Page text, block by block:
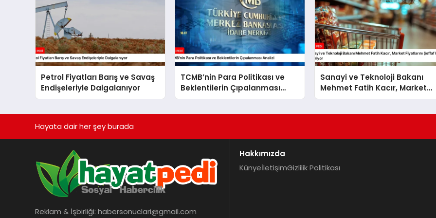
Petrol Fiyatları Barış ve Savaş
Endişeleriyle Dalgalanıyor
TCMB’nin Para Politikası ve
Beklentilerin Çıpalanması
Analizi
Sanayi ve Teknoloji Bakanı
Mehmet Fatih Kacır, Market
Fiyatlarını Şeffaf Hale
Hayata dair her şey burada
Reklam & İşbirliği: habersonuclari@gmail.com
Hakkımızda
KünyeİletişimGizlilik Politikası